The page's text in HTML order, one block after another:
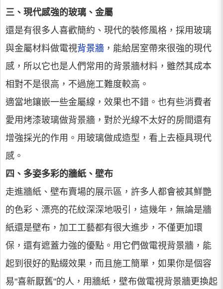
三、現代感強的玻璃、金屬
還是有很多人喜歡簡約、現代的裝修風格，採用玻璃
與金屬材料做電視背景牆 ，能給居室帶來很強的現代
感，所以它也是人們常用的背景牆材料，雖然其成本
相對不是很高，不過施工難度較高。
適當地鑲嵌一些金屬線，效果也不錯。也有些消費者
愛用烤漆玻璃做背景牆，對於光線不太好的房間還有
增強採光的作用。用玻璃做成造型，看上去極具現代
感。
四、多姿多彩的牆紙、壁布
走進牆紙、壁布賣場的展示區，許多人都會被其鮮艷
的色彩、漂亮的花紋深深地吸引，這幾年，無論是牆
紙還是壁布，加工工藝都有很大進步，不僅更加環
保，還有遮蓋力強的優點。用它們做電視背景牆，能
起到很好的點綴效果，而且施工簡單，如果你是個容
易"喜新厭舊"的人，用牆紙，壁布做電視背景牆更換起